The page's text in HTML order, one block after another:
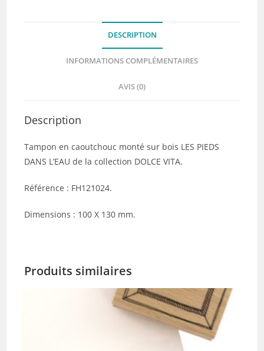
DESCRIPTION
INFORMATIONS COMPLÉMENTAIRES
AVIS (0)
Description
Tampon en caoutchouc monté sur bois LES PIEDS
DANS L’EAU de la collection DOLCE VITA.
Référence : FH121024.
Dimensions : 100 X 130 mm.
Produits similaires